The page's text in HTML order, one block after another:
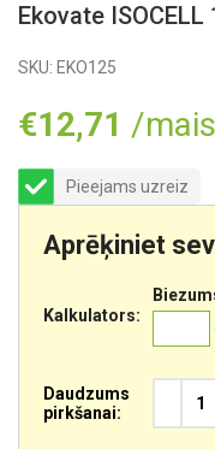
Ekovate ISOCELL
SKU: EKO125
€12,71 /
Pieejams uzreiz
Aprēķiniet
Kalkulators:
Daudzums
pirkšanai: